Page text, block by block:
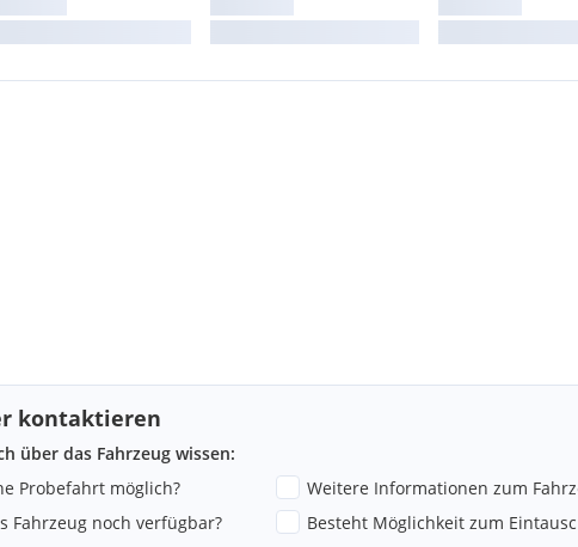
in der Mittelkonsole mit
kontaktieren
über das Fahrzeug wissen:
Probefahrt möglich?
Weitere Informationen zum
Fahrzeug noch verfügbar?
Besteht Möglichkeit zum